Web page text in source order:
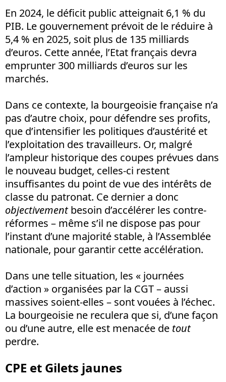
En 2024, le déficit public atteignait 6,1 % du
PIB. Le gouvernement prévoit de le réduire à
5,4 % en 2025, soit plus de 135 milliards
d’euros. Cette année, l’Etat français devra
emprunter 300 milliards d’euros sur les
marchés.
Dans ce contexte, la bourgeoisie française n’a
pas d’autre choix, pour défendre ses profits,
que d’intensifier les politiques d’austérité et
l’exploitation des travailleurs. Or, malgré
l’ampleur historique des coupes prévues dans
le nouveau budget, celles-ci restent
insuffisantes du point de vue des intérêts de
classe du patronat. Ce dernier a donc
objectivementbesoin d’accélérer les contre-
réformes – même s’il ne dispose pas pour
l’instant d’une majorité stable, à l’Assemblée
nationale, pour garantir cette accélération.
Dans une telle situation, les « journées
d’action » organisées par la CGT – aussi
massives soient-elles – sont vouées à l’échec.
La bourgeoisie ne reculera que si, d’une façon
ou d’une autre, elle est menacée de tout
perdre.
CPE et Gilets jaunes